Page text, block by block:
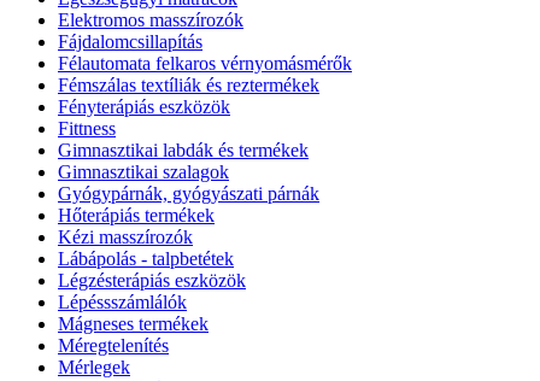
Elektromos masszírozók
Fájdalomcsillapítás
Félautomata felkaros vérnyomásmérők
Fémszálas textíliák és reztermékek
Fényterápiás eszközök
Fittness
Gimnasztikai labdák és termékek
Gimnasztikai szalagok
Gyógypárnák, gyógyászati párnák
Hőterápiás termékek
Kézi masszírozók
Lábápolás - talpbetétek
Légzésterápiás eszközök
Lépéssszámlálók
Mágneses termékek
Méregtelenítés
Mérlegek